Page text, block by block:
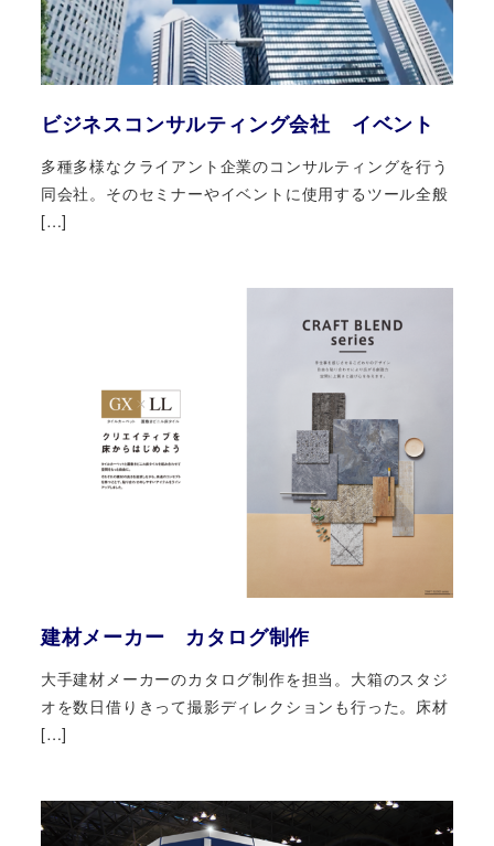
ビジネスコンサルティング会社 イベント
多種多様なクライアント企業のコンサルティングを行う
同会社。そのセミナーやイベントに使用するツール全般
[…]
建材メーカー カタログ制作
大手建材メーカーのカタログ制作を担当。大箱のスタジ
オを数日借りきって撮影ディレクションも行った。床材
[…]